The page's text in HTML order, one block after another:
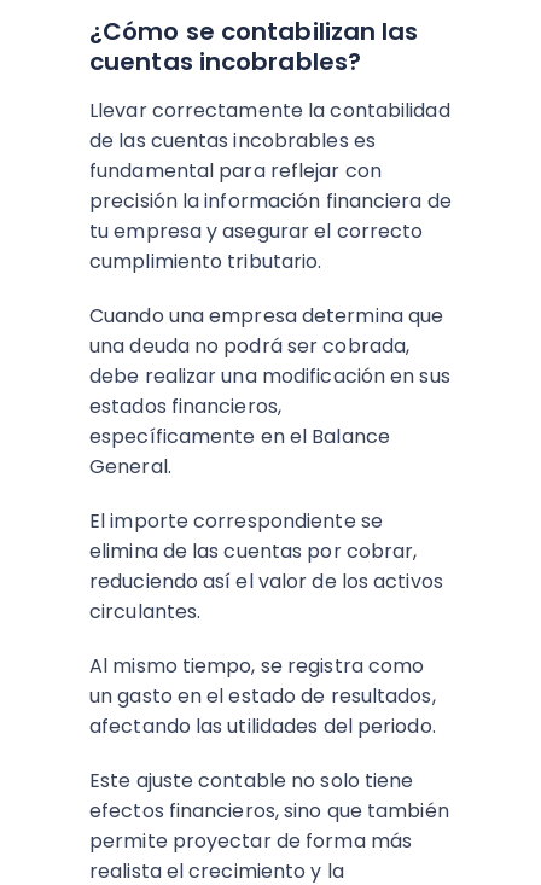
¿Cómo se contabilizan las
cuentas incobrables?
Llevar correctamente la contabilidad
de las cuentas incobrables es
fundamental para reflejar con
precisión la información financiera de
tu empresa y asegurar el correcto
cumplimiento tributario.
Cuando una empresa determina que
una deuda no podrá ser cobrada,
debe realizar una modificación en sus
estados financieros,
específicamente en el Balance
General.
El importe correspondiente se
elimina de las cuentas por cobrar,
reduciendo así el valor de los activos
circulantes.
Al mismo tiempo, se registra como
un gasto en el estado de resultados,
afectando las utilidades del periodo.
Este ajuste contable no solo tiene
efectos financieros, sino que también
permite proyectar de forma más
realista el crecimiento y la